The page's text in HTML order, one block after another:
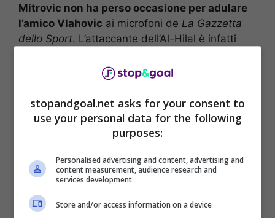
Mitrovic non ha perso occasione per adulare
l’amico Vlahovic ai microfoni de La Gazzetta
dello Sport. L’attaccante dell’Al-Hilal è infatti
campionato italiano a discapito di Victor
livello tecnico.
stopandgoal.net asks for your consent to
use your personal data for the following
purposes:
Personalised advertising and content, advertising and
content measurement, audience research and
services development
Store and/or access information on a device